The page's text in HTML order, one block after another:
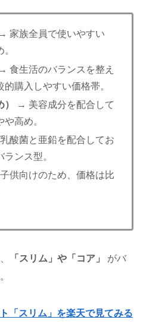
→ 家族全員で使いやすい
→ 食生活のバランスを整え
購入しやすい価格帯。
→ 美容成分を配合して
高め。
酸菌と亜鉛を配合してお
ンス型。
供向けのため、価格は比
「スリム」や「コア」
がバ
「スリム」を楽天で見てみる